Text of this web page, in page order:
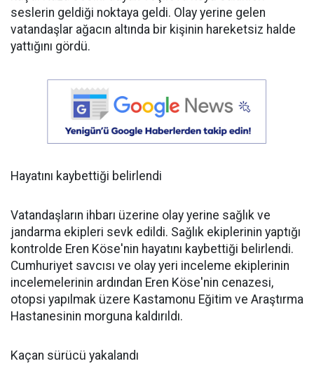
seslerin geldiği noktaya geldi. Olay yerine gelen
vatandaşlar ağacın altında bir kişinin hareketsiz halde
yattığını gördü.
Hayatını kaybettiği belirlendi
Vatandaşların ihbarı üzerine olay yerine sağlık ve
jandarma ekipleri sevk edildi. Sağlık ekiplerinin yaptığı
kontrolde Eren Köse'nin hayatını kaybettiği belirlendi.
Cumhuriyet savcısı ve olay yeri inceleme ekiplerinin
incelemelerinin ardından Eren Köse'nin cenazesi,
otopsi yapılmak üzere Kastamonu Eğitim ve Araştırma
Hastanesinin morguna kaldırıldı.
Kaçan sürücü yakalandı